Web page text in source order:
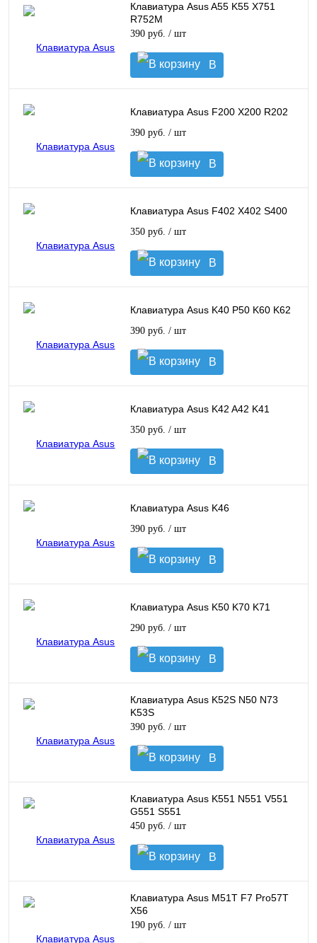
Клавиатура Asus A55 K55 X751
R752M
390 руб. / шт
В
корзину
Клавиатура Asus F200 X200 R202
390 руб. / шт
В
корзину
Клавиатура Asus F402 X402 S400
350 руб. / шт
В
корзину
Клавиатура Asus K40 P50 K60 K62
390 руб. / шт
В
корзину
Клавиатура Asus K42 A42 K41
350 руб. / шт
В
корзину
Клавиатура Asus K46
390 руб. / шт
В
корзину
Клавиатура Asus K50 K70 K71
290 руб. / шт
В
корзину
Клавиатура Asus K52S N50 N73
K53S
390 руб. / шт
В
корзину
Клавиатура Asus K551 N551 V551
G551 S551
450 руб. / шт
В
корзину
Клавиатура Asus M51T F7 Pro57T
X56
190 руб. / шт